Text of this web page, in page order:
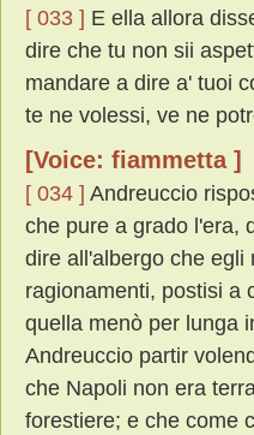
[ 033 ] E ella allora
dire che tu non sii
mandare a dire a' tuoi
te ne volessi, ve ne
[Voice: fiammetta ]
[ 034 ] Andreuccio
che pure a grado l'era,
dire all'albergo che
ragionamenti, postisi a
quella menò per lunga
Andreuccio partir
che Napoli non era
forestiere; e che come